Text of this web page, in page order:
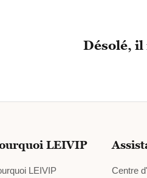
Désolé, il
LEIVIP
LEIVIP
Centre